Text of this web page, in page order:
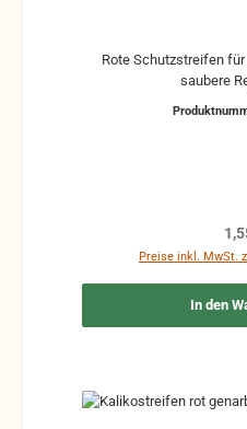
Rote Schutzstreifen für Bälge Breite
saubere
Preise inkl. MwSt.
In den